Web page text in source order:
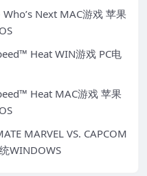
Next MAC游戏 苹果
Heat WIN游戏 PC电
Heat MAC游戏 苹果
MARVEL VS. CAPCOM
WINDOWS